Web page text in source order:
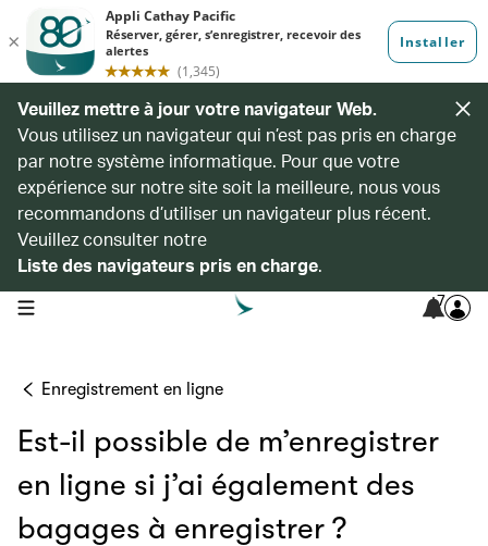
Veuillez mettre à jour votre navigateur Web.
Vous utilisez un navigateur qui n’est pas pris en charge
par notre système informatique. Pour que votre
expérience sur notre site soit la meilleure, nous vous
recommandons d’utiliser un navigateur plus récent.
Veuillez consulter notre
Liste des navigateurs pris en charge.
open navigation menu 7
Enregistrement en ligne
Est-il possible de m’enregistrer
en ligne si j’ai également des
bagages à enregistrer ?